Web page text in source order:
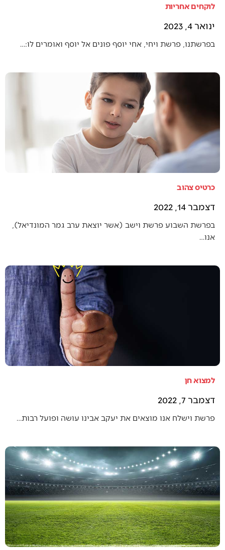
לוקחים אחריות
ינואר 4, 2023
בפרשתנו, פרשת ויחי, אחי יוסף פונים אל יוסף ואומרים לו:…
כרטיס צהוב
דצמבר 14, 2022
בפרשת השבוע פרשת וישב (אשר יוצאת ערב גמר המונדיאל),
אנו…
למצוא חן
דצמבר 7, 2022
פרשת וישלח אנו מוצאים את יעקב אבינו עושה ופועל רבות…